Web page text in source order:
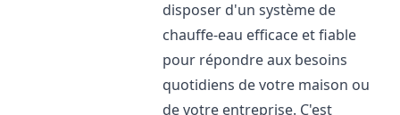
disposer d'un système de
chauffe-eau efficace et fiable
pour répondre aux besoins
quotidiens de votre maison ou
de votre entreprise. C'est